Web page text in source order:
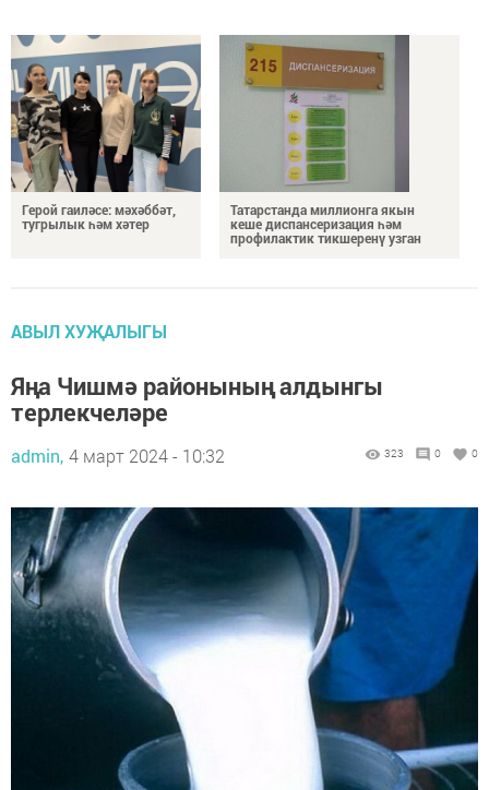
Герой гаиләсе: мәхәббәт,
тугрылык һәм хәтер
Татарстанда миллионга якын
кеше диспансеризация һәм
профилактик тикшеренү узган
АВЫЛ ХУҖАЛЫГЫ
Яңа Чишмә районының алдынгы
терлекчеләре
admin, 4 март 2024 - 10:32 323 0 0